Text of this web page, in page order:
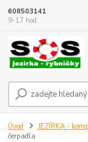
608503141
9-17 hod.
Úvod JEZÍRKA -
čerpadla